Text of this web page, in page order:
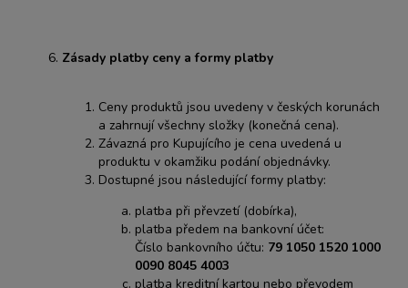
Zásady platby ceny a formy platby
Ceny produktů jsou uvedeny v českých korunách
a zahrnují všechny složky (konečná cena).
Závazná pro Kupujícího je cena uvedená u
produktu v okamžiku podání objednávky.
Dostupné jsou následující formy platby:
platba při převzetí (dobírka),
platba předem na bankovní účet:
Číslo bankovního účtu: 79 1050 1520 1000
0090 8045 4003
platba kreditní kartou nebo převodem